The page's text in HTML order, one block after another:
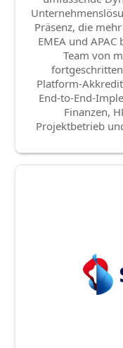
Präsenz, die
EMEA und
Team von
Platform-
End-to-End-
Finanzen,
Projektbetrieb